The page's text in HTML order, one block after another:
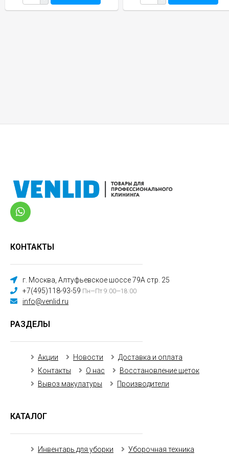
КОНТАКТЫ
г. Москва, Алтуфьевское шоссе 79А стр. 25
+7(495)118-93-59 Пн—Пт 9:00—18:00
info@venlid.ru
РАЗДЕЛЫ
Акции Новости
Доставка и оплата
Контакты
О нас
Восстановление щеток
Вывоз макулатуры
Производители
КАТАЛОГ
Инвентарь для уборки Уборочная техника